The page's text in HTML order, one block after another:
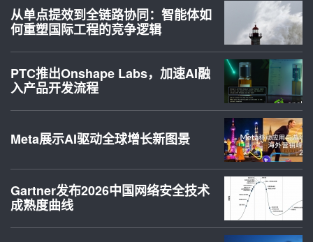
从单点提效到全链路协同：智能体如
何重塑国际工程的竞争逻辑
PTC推出Onshape Labs，加速AI融
入产品开发流程
Meta展示AI驱动全球增长新图景
Gartner发布2026中国网络安全技术
成熟度曲线